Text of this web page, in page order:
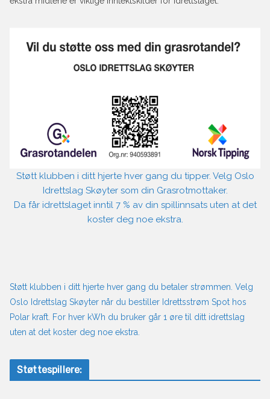
Støtt klubben i ditt hjerte hver gang du tipper. Velg Oslo
Idrettslag Skøyter som din Grasrotmottaker.
Da får idrettslaget inntil 7 % av din spillinnsats uten at det
koster deg noe ekstra.
Støtt klubben i ditt hjerte hver gang du betaler strømmen. Velg
Oslo Idrettslag Skøyter når du bestiller Idrettsstrøm Spot hos
Polar kraft. For hver kWh du bruker går 1 øre til ditt idrettslag
uten at det koster deg noe ekstra.
Støttespillere: